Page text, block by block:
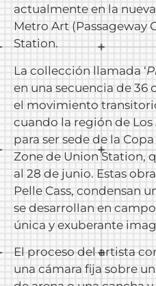
actualmente en la
Metro Art (Passageway
Station.
La collección llamada ‘
en una secuencia de 36
el movimiento
cuando la región de Los
para ser sede de la
Zone de Union Station,
al 28 de junio. Estas
Pelle Cass, condensan
se desarrollan en
única y exuberante
El proceso del artista
una cámara fija sobre